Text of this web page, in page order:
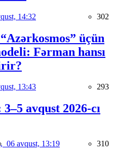
14:32 302
üçün
Fərman hansı
13:43 293
avqust 2026-cı
06 avqust, 13:19 310